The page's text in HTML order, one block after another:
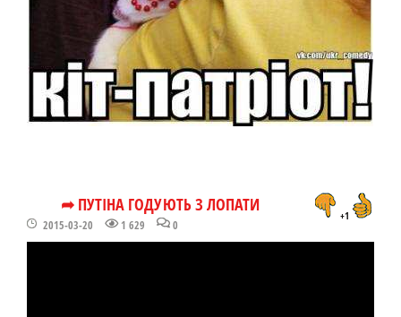
➦ ПУТІНА ГОДУЮТЬ З ЛОПАТИ
2015-03-20 1 629 0
+1